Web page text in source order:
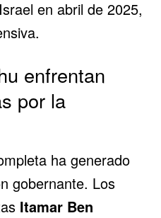
en abril de 2025,
enfrentan
por la
ha generado
gobernante. Los
Itamar Ben